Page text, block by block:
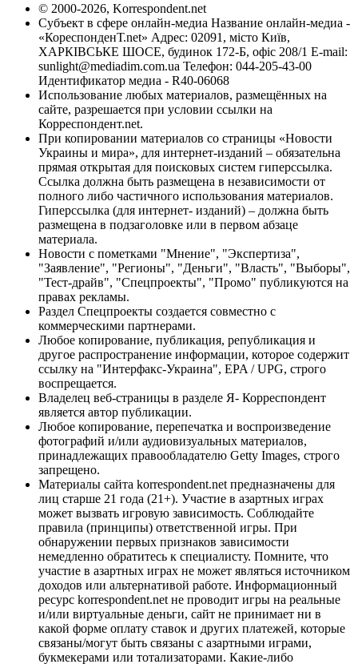
© 2000-2026, Korrespondent.net
Субъект в сфере онлайн-медиа Название онлайн-медиа -
«КореспонденТ.net» Адрес: 02091, місто Київ,
ХАРКІВСЬКЕ ШОСЕ, будинок 172-Б, офіс 208/1 E-mail:
sunlight@mediadim.com.ua Телефон: 044-205-43-00
Идентификатор медиа - R40-06068
Использование любых материалов, размещённых на
сайте, разрешается при условии ссылки на
Корреспондент.net.
При копировании материалов со страницы «Новости
Украины и мира», для интернет-изданий – обязательна
прямая открытая для поисковых систем гиперссылка.
Ссылка должна быть размещена в независимости от
полного либо частичного использования материалов.
Гиперссылка (для интернет- изданий) – должна быть
размещена в подзаголовке или в первом абзаце
материала.
Новости с пометками "Мнение", "Экспертиза",
"Заявление", "Регионы", "Деньги", "Власть", "Выборы",
"Тест-драйв", "Спецпроекты", "Промо" публикуются на
правах рекламы.
Раздел Спецпроекты создается совместно с
коммерческими партнерами.
Любое копирование, публикация, републикация и
другое распространение информации, которое содержит
ссылку на "Интерфакс-Украина", EPA / UPG, строго
воспрещается.
Владелец веб-страницы в разделе Я- Корреспондент
является автор публикации.
Любое копирование, перепечатка и воспроизведение
фотографий и/или аудиовизуальных материалов,
принадлежащих правообладателю Getty Images, строго
запрещено.
Материалы сайта korrespondent.net предназначены для
лиц старше 21 года (21+). Участие в азартных играх
может вызвать игровую зависимость. Соблюдайте
правила (принципы) ответственной игры. При
обнаружении первых признаков зависимости
немедленно обратитесь к специалисту. Помните, что
участие в азартных играх не может являться источником
доходов или альтернативой работе. Информационный
ресурс korrespondent.net не проводит игры на реальные
и/или виртуальные деньги, сайт не принимает ни в
какой форме оплату ставок и других платежей, которые
связаны/могут быть связаны с азартными играми,
букмекерами или тотализаторами. Какие-либо